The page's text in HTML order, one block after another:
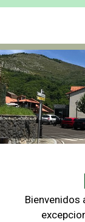
Bienvenidos